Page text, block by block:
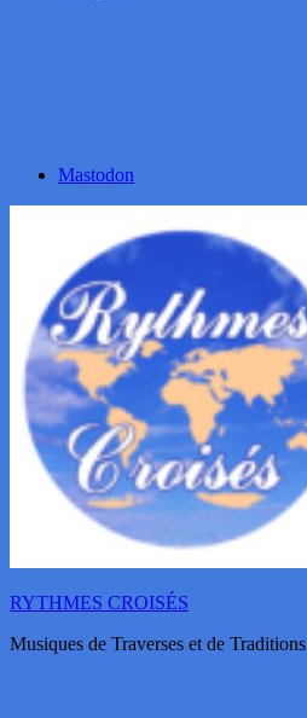
Mastodon
RYTHMES CROISÉS
Musiques de Traverses et de Traditions